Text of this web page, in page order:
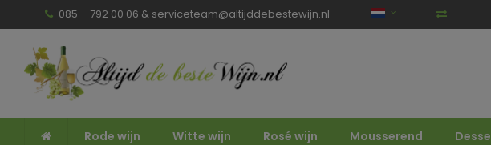
085 – 792 00 06 & serviceteam@altijddebestewijn.nl
Rode wijn Witte wijn Rosé wijn Mousserend